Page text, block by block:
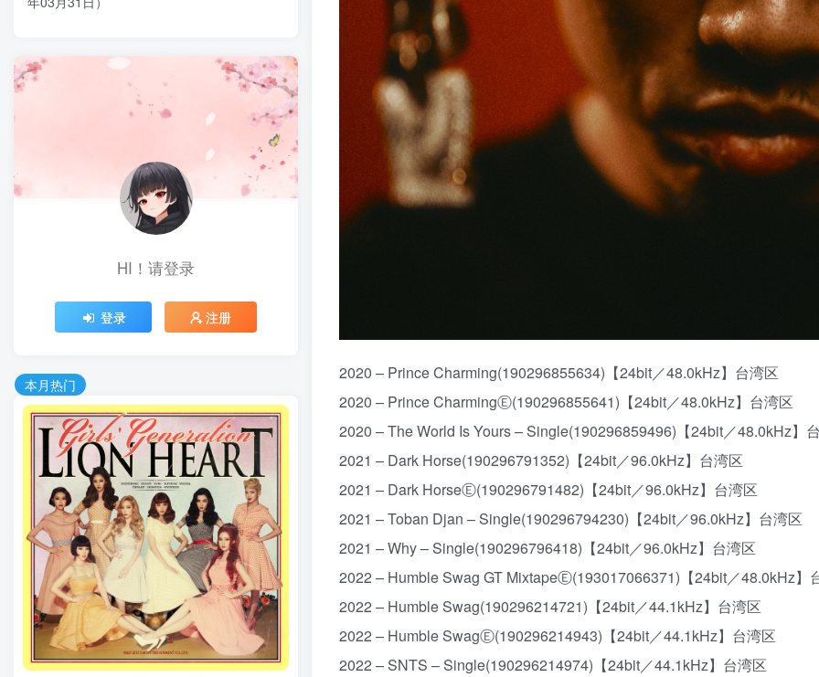
2020 – Prince Charming(190296855634)【24bit／48.0kHz】台湾区
2020 – Prince CharmingⒺ(190296855641)【24bit／48.0kHz】台湾区
2020 – The World Is Yours – Single(190296859496)【24bit／48.0kHz】
2021 – Dark Horse(190296791352)【24bit／96.0kHz】台湾区
2021 – Dark HorseⒺ(190296791482)【24bit／96.0kHz】台湾区
2021 – Toban Djan – Single(190296794230)【24bit／96.0kHz】台湾区
2021 – Why – Single(190296796418)【24bit／96.0kHz】台湾区
2022 – Humble Swag GT MixtapeⒺ(193017066371)【24bit／48.0kHz】
2022 – Humble Swag(190296214721)【24bit／44.1kHz】台湾区
2022 – Humble SwagⒺ(190296214943)【24bit／44.1kHz】台湾区
2022 – SNTS – Single(190296214974)【24bit／44.1kHz】台湾区
HI！请登录
登录 注册
本月热门